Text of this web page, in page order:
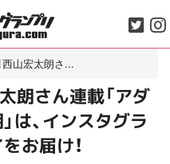
西山宏太朗さ...
朗さん連載「アダ
は、インスタグラ
お届け！